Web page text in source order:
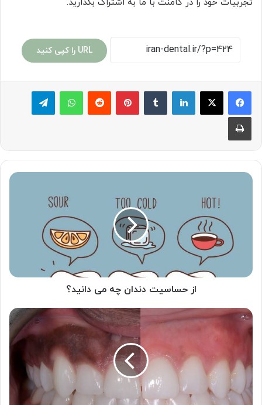
تجربیات خود را در کامنت با ما به اشتراک بگذارید.
URL را کپی کنید
لینکدین ‫تامبلر پینترست‫رددیت واتس آپ تلگرام
چاپ
از
از حساسیت دندان چه می دانید؟
آنچه
درباره
ی
رنگ
لثه
باید
بدانید